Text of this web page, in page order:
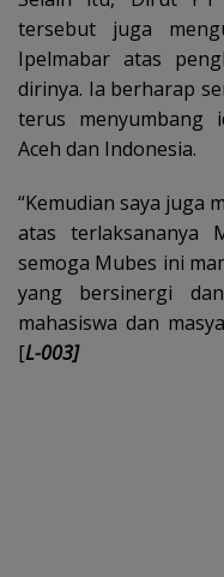
tersebut juga
Ipelmabar atas
dirinya. Ia berharap
terus menyumbang
Aceh dan Indonesia.
“Kemudian saya juga
atas terlaksananya
semoga Mubes ini
yang bersinergi
mahasiswa dan
[L-003]